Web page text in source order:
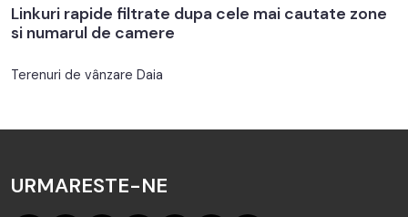
Linkuri rapide filtrate dupa cele mai cautate zone
si numarul de camere
Terenuri de vânzare Daia
URMARESTE-NE